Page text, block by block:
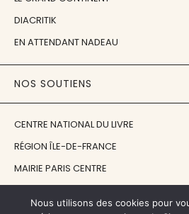
DIACRITIK
EN ATTENDANT NADEAU
NOS SOUTIENS
CENTRE NATIONAL DU LIVRE
RÉGION ÎLE-DE-FRANCE
MAIRIE PARIS CENTRE
Nous utilisons des cookies pour